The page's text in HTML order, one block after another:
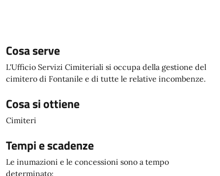
Cosa serve
L'Ufficio Servizi Cimiteriali si occupa della gestione del
cimitero di Fontanile e di tutte le relative incombenze.
Cosa si ottiene
Cimiteri
Tempi e scadenze
Le inumazioni e le concessioni sono a tempo
determinato: